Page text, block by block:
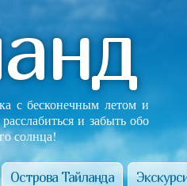
с бесконечным летом и
и забыть обо
солнца!
Острова Тайланда